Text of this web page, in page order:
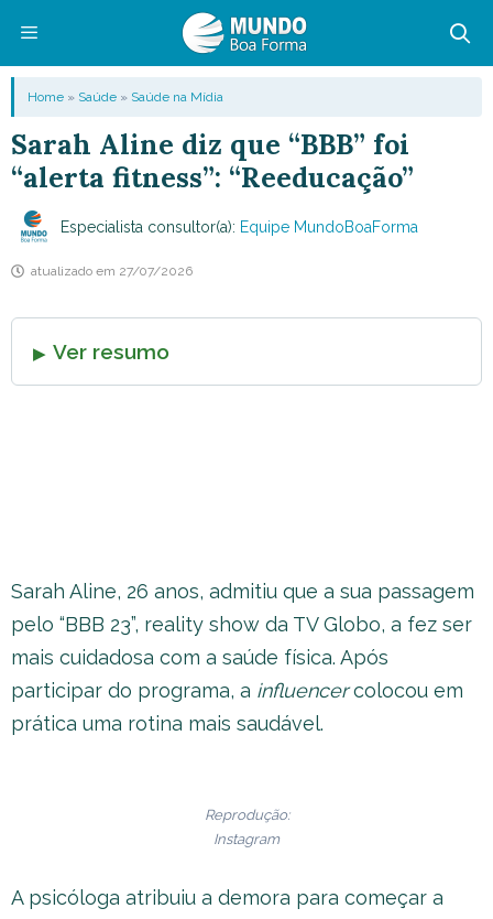
conteúdo
Menu
Home » Saúde » Saúde na Mídia
Sarah Aline diz que “BBB” foi
“alerta fitness”: “Reeducação”
Especialista consultor(a): Equipe MundoBoaForma
atualizado em 27/07/2026
Ver resumo
Sarah Aline, 26 anos, admitiu que a sua passagem
pelo “BBB 23”, reality show da TV Globo, a fez ser
mais cuidadosa com a saúde física. Após
participar do programa, a influencercolocou em
prática uma rotina mais saudável.
Reprodução:
Instagram
A psicóloga atribuiu a demora para começar a